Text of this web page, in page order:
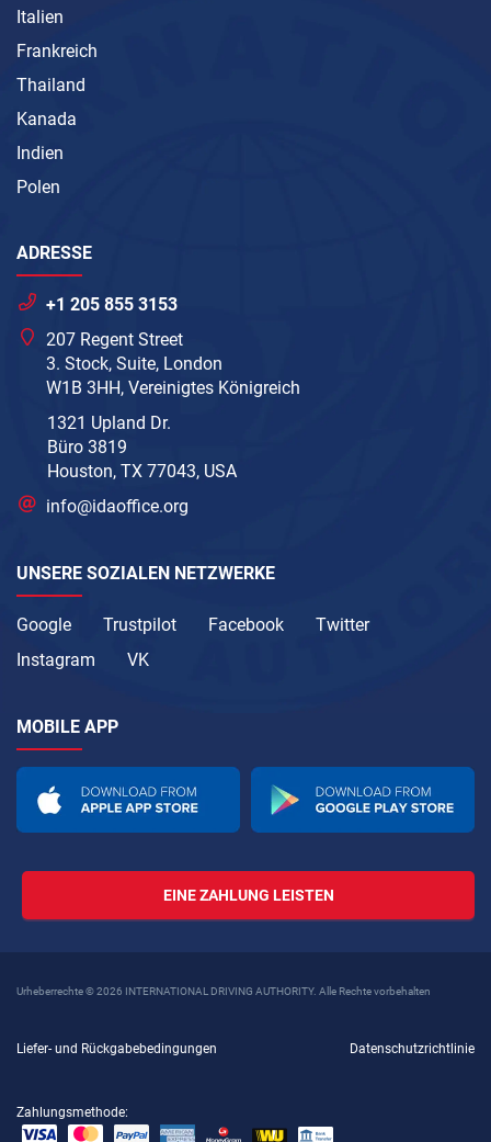
Italien
Frankreich
Thailand
Kanada
Indien
Polen
ADRESSE
+1 205 855 3153
207 Regent Street
3. Stock, Suite, London
W1B 3HH, Vereinigtes Königreich
1321 Upland Dr.
Büro 3819
Houston, TX 77043, USA
info@idaoffice.org
UNSERE SOZIALEN NETZWERKE
Google Trustpilot Facebook
Twitter
Instagram
VK
MOBILE APP
EINE ZAHLUNG LEISTEN
Urheberrechte © 2026 INTERNATIONAL DRIVING AUTHORITY. Alle Rechte vorbehalten
Liefer- und Rückgabebedingungen Datenschutzrichtlinie
Zahlungsmethode: